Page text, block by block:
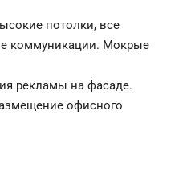
потолки, все
коммуникации. Мокрые
рекламы на фасаде.
офисного